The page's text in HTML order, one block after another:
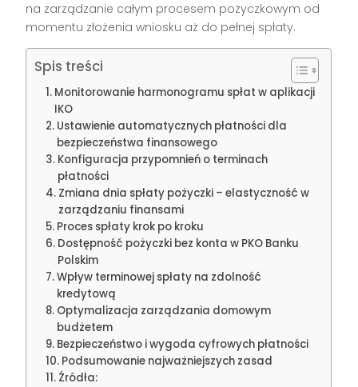
na zarządzanie całym procesem pożyczkowym od
momentu złożenia wniosku aż do pełnej spłaty.
Spis treści
Monitorowanie harmonogramu spłat w aplikacji
IKO
Ustawienie automatycznych płatności dla
bezpieczeństwa finansowego
Konfiguracja przypomnień o terminach
płatności
Zmiana dnia spłaty pożyczki – elastyczność w
zarządzaniu finansami
Proces spłaty krok po kroku
Dostępność pożyczki bez konta w PKO Banku
Polskim
Wpływ terminowej spłaty na zdolność
kredytową
Optymalizacja zarządzania domowym
budżetem
Bezpieczeństwo i wygoda cyfrowych płatności
Podsumowanie najważniejszych zasad
Źródła: